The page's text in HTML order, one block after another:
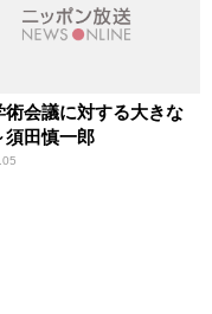
術会議に対する大きな
須田慎一郎